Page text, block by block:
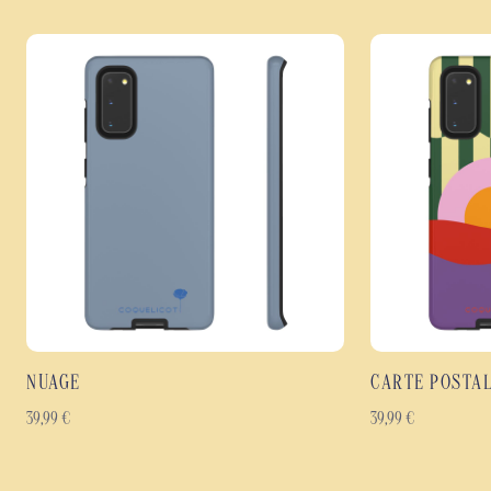
NUAGE
39,99 €
CARTE
39,99 €